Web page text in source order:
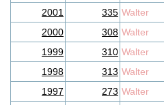
2001
335 Walter
2000
308 Walter
1999
310 Walter
1998
313 Walter
1997
273 Walter